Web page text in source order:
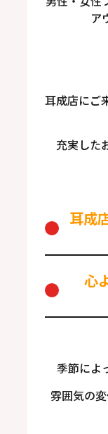
ア
耳成店にご
充実した
耳成
心
季節によ
雰囲気の